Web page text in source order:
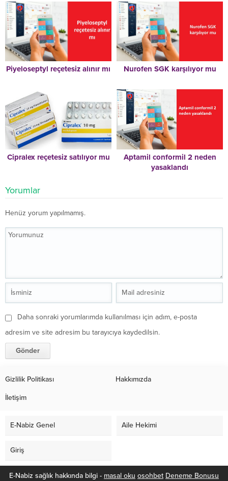
Piyeloseptyl reçetesiz alınır mı Nurofen SGK karşılıyor mu
Cipralex reçetesiz satılıyor mu
Aptamil conformil 2 neden
yasaklandı
Yorumlar
Henüz yorum yapılmamış.
Daha sonraki yorumlarımda kullanılması için adım, e-posta
adresim ve site adresim bu tarayıcıya kaydedilsin.
Gizlilik Politikası Hakkımızda
İletişim
E-Nabiz Genel Aile Hekimi
Giriş
E-Nabiz sağlık hakkında bilgi - masal oku osohbet Deneme Bonusu